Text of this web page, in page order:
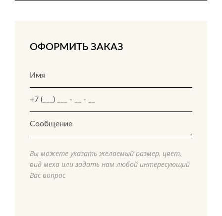
ОФОРМИТЬ ЗАКАЗ
Вы можете указать желаемый размер, цвет,
вид меха или задать нам любой интересующий
Вас вопрос